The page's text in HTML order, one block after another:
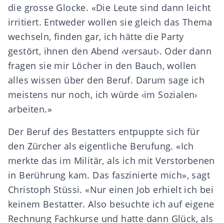
die grosse Glocke. «Die Leute sind dann leicht
irritiert. Entweder wollen sie gleich das Thema
wechseln, finden gar, ich hätte die Party
gestört, ihnen den Abend ‹versaut›. Oder dann
fragen sie mir Löcher in den Bauch, wollen
alles wissen über den Beruf. Darum sage ich
meistens nur noch, ich würde ‹im Sozialen›
arbeiten.»
Der Beruf des Bestatters entpuppte sich für
den Zürcher als eigentliche Berufung. «Ich
merkte das im Militär, als ich mit Verstorbenen
in Berührung kam. Das faszinierte mich», sagt
Christoph Stüssi. «Nur einen Job erhielt ich bei
keinem Bestatter. Also besuchte ich auf eigene
Rechnung Fachkurse und hatte dann Glück, als